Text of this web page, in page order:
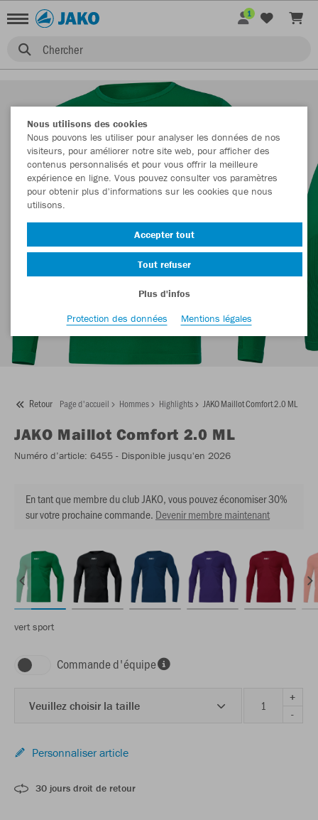
Chercher
1
Retour Page d'accueil Hommes Highlights JAKO Maillot Comfort 2.0 ML
JAKO Maillot Comfort 2.0 ML
Numéro d’article: 6455 - Disponible jusqu'en 2026
En tant que membre du club JAKO, vous pouvez économiser 30%
sur votre prochaine commande. Devenir membre maintenant
vert sport
Commande d'équipe
Veuillez choisir la taille
+
-
Personnaliser article
30 jours droit de retour
Nous utilisons des cookies
Nous pouvons les utiliser pour analyser les données de nos
visiteurs, pour améliorer notre site web, pour afficher des
contenus personnalisés et pour vous offrir la meilleure
expérience en ligne. Vous pouvez consulter vos paramètres
pour obtenir plus d'informations sur les cookies que nous
utilisons.
Accepter tout
Tout refuser
Plus d'infos
Protection des données
Mentions légales